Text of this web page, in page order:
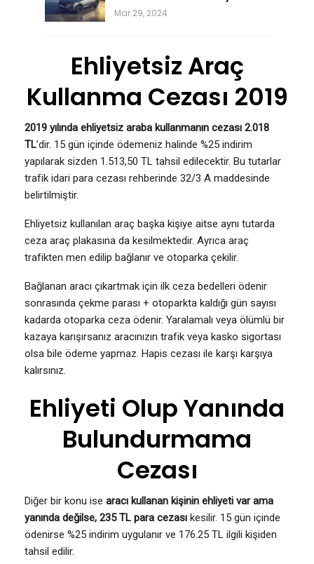
Mar 29, 2024
Ehliyetsiz Araç
Kullanma Cezası 2019
2019 yılında ehliyetsiz araba kullanmanın cezası 2.018
TL’dir. 15 gün içinde ödemeniz halinde %25 indirim
yapılarak sizden 1.513,50 TL tahsil edilecektir. Bu tutarlar
trafik idari para cezası rehberinde 32/3 A maddesinde
belirtilmiştir.
Ehliyetsiz kullanılan araç başka kişiye aitse aynı tutarda
ceza araç plakasına da kesilmektedir. Ayrıca araç
trafikten men edilip bağlanır ve otoparka çekilir.
Bağlanan aracı çıkartmak için ilk ceza bedelleri ödenir
sonrasında çekme parası + otoparkta kaldığı gün sayısı
kadarda otoparka ceza ödenir. Yaralamalı veya ölümlü bir
kazaya karışırsanız aracınızın trafik veya kasko sigortası
olsa bile ödeme yapmaz. Hapis cezası ile karşı karşıya
kalırsınız.
Ehliyeti Olup Yanında
Bulundurmama
Cezası
Diğer bir konu ise aracı kullanan kişinin ehliyeti var ama
yanında değilse, 235 TL para cezası kesilir. 15 gün içinde
ödenirse %25 indirim uygulanır ve 176.25 TL ilgili kişiden
tahsil edilir.